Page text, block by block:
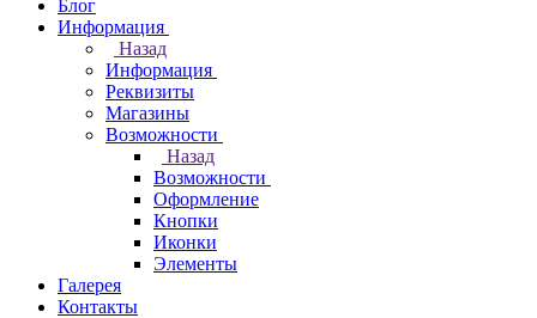
Блог
Информация
Назад
Информация
Реквизиты
Магазины
Возможности
Назад
Возможности
Оформление
Кнопки
Иконки
Элементы
Галерея
Контакты